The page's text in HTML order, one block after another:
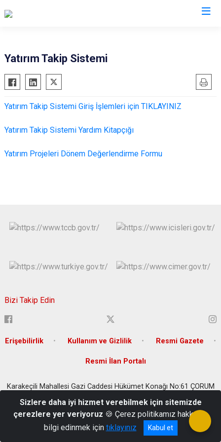
Yatırım Takip Sistemi
Yatırım Takip Sistemi Giriş İşlemleri için TIKLAYINIZ
Yatırım Takip Sistemi Yardım Kitapçığı
Yatırım Projeleri Dönem Değerlendirme Formu
Bizi Takip Edin
Erişebilirlik Kullanım ve Gizlilik Resmi Gazete
Resmi İlan Portalı
Karakeçili Mahallesi Gazi Caddesi Hükümet Konağı No:61 ÇORUM
Tel : 0364 213 5207, Belgegeçer: 0364 213 12 29, E-Posta :
corum@icisleri.gov.tr
Sizlere daha iyi hizmet verebilmek için sitemizde
çerezlere yer veriyoruz 🍪 Çerez politikamız hakkında
bilgi edinmek için tıklayınız Kabul et